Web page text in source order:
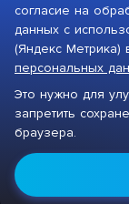
Тарифы на
Цифровая
НПЦ
согласие на
данных с
(Яндекс Метрика)
персональных
Это нужно для
запретить
браузера.